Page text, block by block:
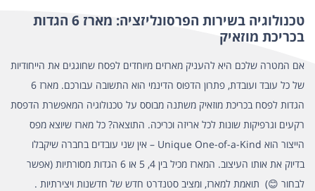
טכנולוגיה בשירות הפרסונליזציה: מארז 6 הגדות
בכריכת מוזאיק
אם המטרה שלכם היא להעניק מארזים מיוחדים לפסח שחוגגים את הייחודיות
של כל עובד ועובדת, פתרון הדפוס הדינמי הוא התשובה עבורכם.
מארז 6
הגדות לפסח בכריכת מוזאיק משתנה מבוסס על טכנולוגיה המאפשרת הדפסת
רקעים וגרפיקות שונות לכל אריזה וכריכה. התוצאה? כל מארז שיוצא מפס
הייצור הוא Unique One-of-a-Kind – אין שני עובדים בחברה שיקבלו
בדיוק את אותו העיצוב. המארז מכיל בין 4, 5 או 6 הגדות מסורתיות (אפשר
לבחור 😊) תואמת למארז, ומציב סטנדרט חדש של חדשנות ויצירתיות .